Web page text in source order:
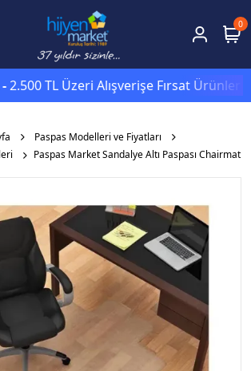
0
TL Üzeri Alışverişe Fırsat Ürünlerinde
Paspas Modelleri ve Fiyatları
Paspas Market Sandalye Altı Paspası Chairmat